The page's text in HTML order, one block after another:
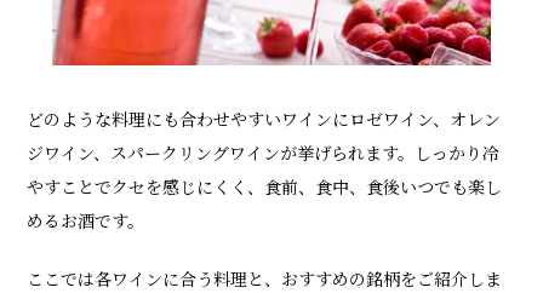
どのような料理にも合わせやすいワインにロゼワイン、オレン
ジワイン、スパークリングワインが挙げられます。しっかり冷
やすことでクセを感じにくく、食前、食中、食後いつでも楽し
めるお酒です。
ここでは各ワインに合う料理と、おすすめの銘柄をご紹介しま